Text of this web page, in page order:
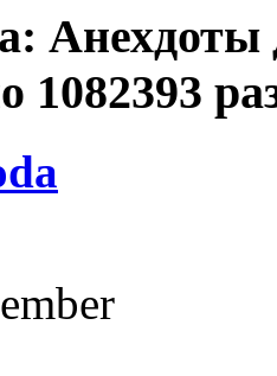
Анехдоты
1082393